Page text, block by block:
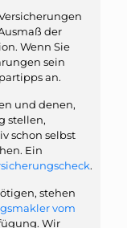
der
Wenn Sie
sein
an.
und denen,
stellen,
schon selbst
Ein
.
stehen
vom
Wir